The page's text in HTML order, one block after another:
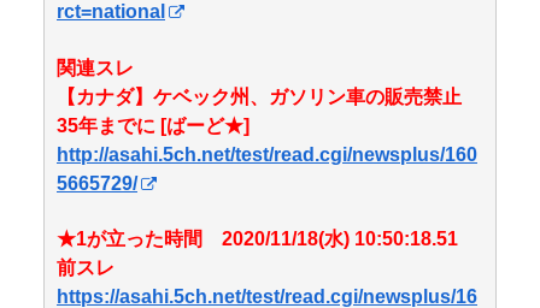
rct=national
関連スレ
【カナダ】ケベック州、ガソリン車の販売禁止
35年までに [ばーど★]
http://asahi.5ch.net/test/read.cgi/newsplus/160
5665729/
★1が立った時間 2020/11/18(水) 10:50:18.51
前スレ
https://asahi.5ch.net/test/read.cgi/newsplus/16